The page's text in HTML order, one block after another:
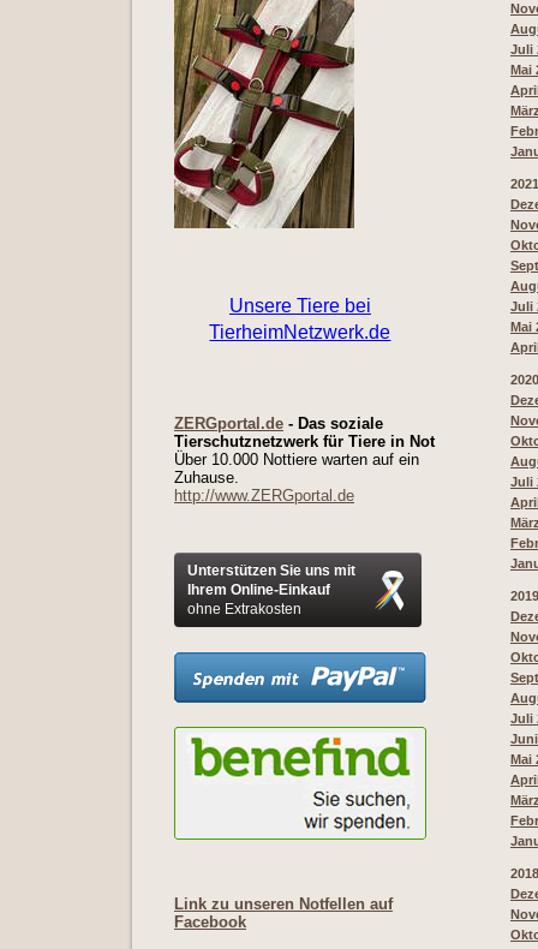
ZERGportal.de - Das soziale
Tierschutznetzwerk für Tiere in Not
Über 10.000 Nottiere warten auf ein
Zuhause.
http://www.ZERGportal.de
Unterstützen Sie uns mit
Ihrem Online-Einkauf
ohne Extrakosten
Link zu unseren Notfellen auf
Facebook
Juli
Mai
2021
Juli
Mai
2020
Juli
2019
Juli
Mai
2018